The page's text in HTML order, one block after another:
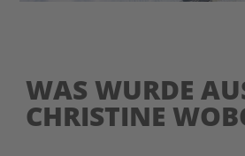
WAS WURDE
CHRISTINE